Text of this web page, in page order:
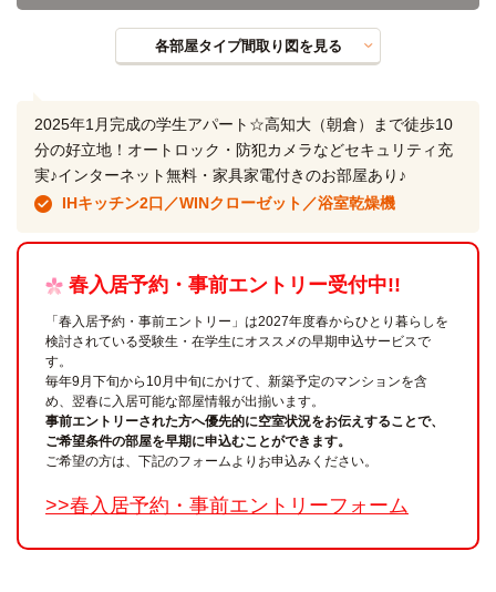
各部屋タイプ間取り図を見る
2025年1月完成の学生アパート☆高知大（朝倉）まで徒歩10
分の好立地！オートロック・防犯カメラなどセキュリティ充
実♪インターネット無料・家具家電付きのお部屋あり♪
IHキッチン2口／WINクローゼット／浴室乾燥機
春入居予約・事前エントリー受付中!!
「春入居予約・事前エントリー」は2027年度春からひとり暮らしを
検討されている受験生・在学生にオススメの早期申込サービスで
す。
毎年9月下旬から10月中旬にかけて、新築予定のマンションを含
め、翌春に入居可能な部屋情報が出揃います。
事前エントリーされた方へ優先的に空室状況をお伝えすることで、
ご希望条件の部屋を早期に申込むことができます。
ご希望の方は、下記のフォームよりお申込みください。
>>春入居予約・事前エントリーフォーム